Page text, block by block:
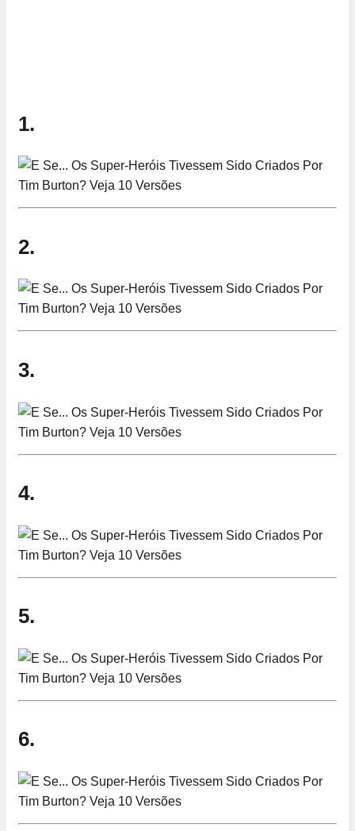
1.
2.
3.
4.
5.
6.